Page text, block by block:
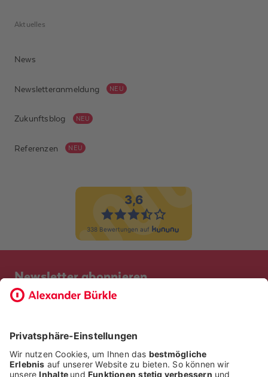
Aktuelles
News
Newsletteranmeldung NEU
Zukunftsblog NEU
Referenzen NEU
Newsletter abonnieren
Bevor Sie sich anmelden, möchten wir wissen, ob Sie bereits
ICH BIN BEREITS KUNDE